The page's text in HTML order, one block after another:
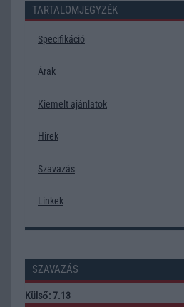
TARTALOMJEGYZÉK
Specifikáció
Árak
Kiemelt ajánlatok
Hírek
Szavazás
Linkek
SZAVAZÁS
Külső: 7.13